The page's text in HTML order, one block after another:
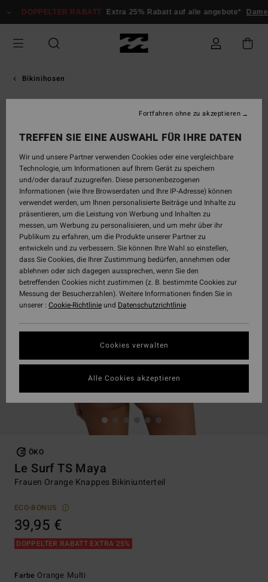
zur
springen
DOPPELTER RABATT Extra 25% Rabatt auf alle angebote* Damen
Bikinihosen
ÖKO
Le Surf TS Maya
Frauen Orange Knappes Bikiniunterteil
ECO-BONUS
39,95 €
DOPPELTER RABATT EXTRA 25%
Farbe Orange Multi
TREFFEN SIE EINE AUSWAHL FÜR IHRE DATEN
Wir und unsere Partner verwenden Cookies oder eine vergleichbare
Technologie, um Informationen auf Ihrem Gerät zu speichern
und/oder darauf zuzugreifen. Diese personenbezogenen
Informationen (wie Ihre Browserdaten und Ihre IP-Adresse) können
verwendet werden, um Ihnen personalisierte Beiträge und Inhalte zu
präsentieren, um die Leistung von Werbung und Inhalten zu
messen, um Werbung zu personalisieren, und um mehr über ihr
Publikum zu erfahren, um die Produkte unserer Partner zu
entwickeln und zu verbessern. Sie können Ihre Wahl so einstellen,
dass Sie Cookies, die Ihrer Zustimmung bedürfen, annehmen oder
ablehnen oder sich dagegen aussprechen, wenn Sie den
betreffenden Cookies nicht zustimmen (z. B. bestimmte Cookies zur
Messung der Besucherzahlen). Weitere Informationen finden Sie in
unserer : Cookie-Richtlinieund Datenschutzrichtlinie
Cookies verwalten
Fortfahren ohne zu akzeptieren
Alle Cookies akzeptieren